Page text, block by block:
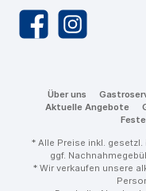
Über uns
Aktuelle Angebote
* Alle Preise inkl.
ggf.
* Wir verkaufen unsere